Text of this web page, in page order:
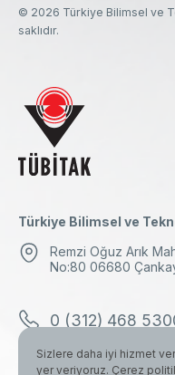
© 2026 Türkiye Bilimsel ve
saklıdır.
Türkiye Bilimsel ve
Remzi Oğuz Arık
No:80 06680
0 (312) 468
0 (312) 298
Sizlere daha iyi hizmet
yer veriyoruz. Çerez